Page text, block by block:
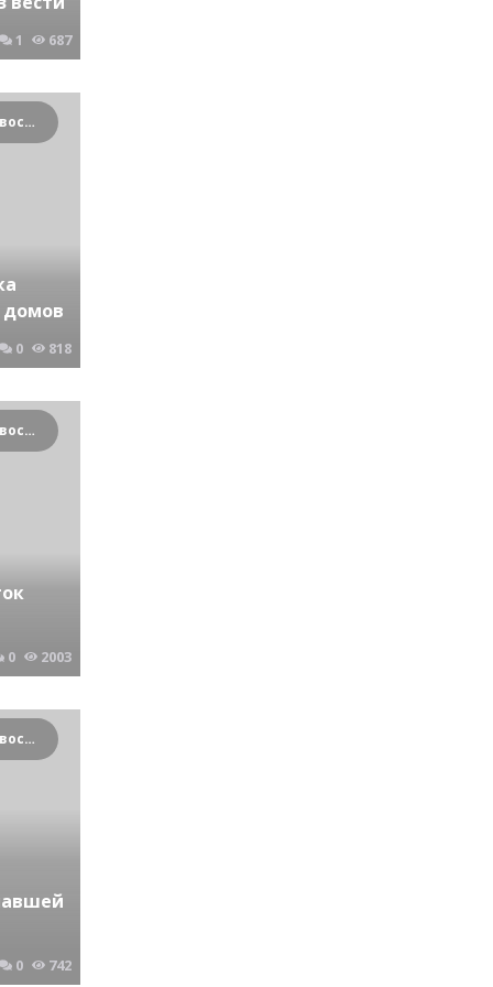
1 687
Криминальные новости Новосибирска и Сибирского региона
домов
0 818
Криминальные новости Новосибирска и Сибирского региона
0 2003
Криминальные новости Новосибирска и Сибирского региона
0 742